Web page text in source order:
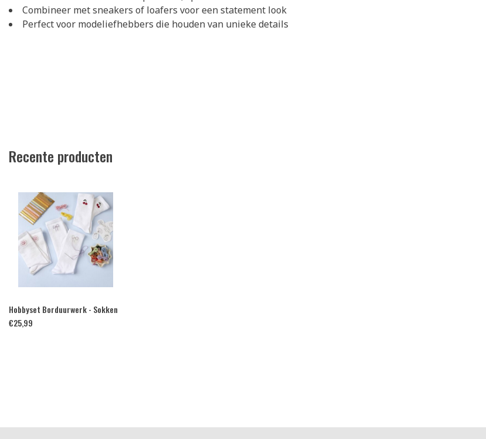
Combineer met sneakers of loafers voor een statement look
Perfect voor modeliefhebbers die houden van unieke details
Recente producten
Hobbyset Borduurwerk - Sokken
€25,99